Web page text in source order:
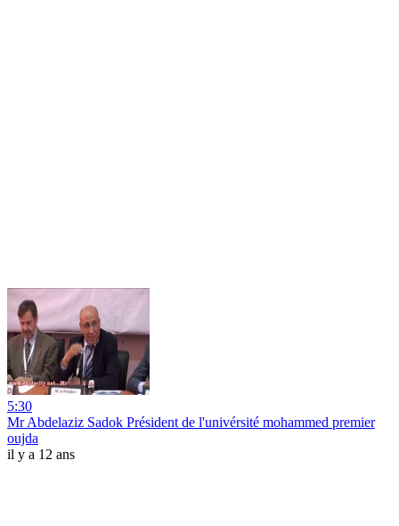
5:30
Mr Abdelaziz Sadok Président de l'univérsité mohammed premier
oujda
il y a 12 ans